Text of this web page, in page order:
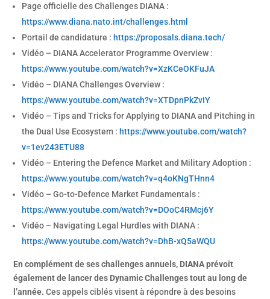
Page officielle des Challenges DIANA :
https://www.diana.nato.int/challenges.html
Portail de candidature : https://proposals.diana.tech/
Vidéo – DIANA Accelerator Programme Overview :
https://www.youtube.com/watch?v=XzKCeOKFuJA
Vidéo – DIANA Challenges Overview :
https://www.youtube.com/watch?v=XTDpnPkZvIY
Vidéo – Tips and Tricks for Applying to DIANA and Pitching in
the Dual Use Ecosystem : https://www.youtube.com/watch?
v=1ev243ETU88
Vidéo – Entering the Defence Market and Military Adoption :
https://www.youtube.com/watch?v=q4oKNgTHnn4
Vidéo – Go-to-Defence Market Fundamentals :
https://www.youtube.com/watch?v=DOoC4RMcj6Y
Vidéo – Navigating Legal Hurdles with DIANA :
https://www.youtube.com/watch?v=DhB-xQ5aWQU
En complément de ses challenges annuels, DIANA prévoit
également de lancer des Dynamic Challenges tout au long de
l’année. Ces appels ciblés visent à répondre à des besoins